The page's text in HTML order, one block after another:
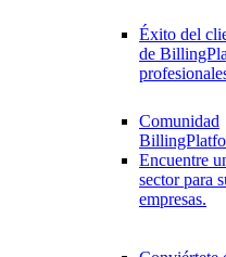
Éxito del
de
Comunidad
Encuentre
sector para
empresas.